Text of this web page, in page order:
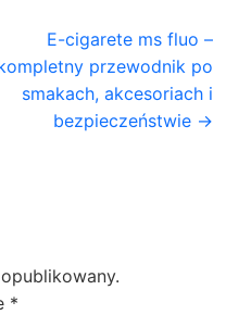
E-cigarete ms fluo –
przewodnik po
smakach, akcesoriach i
bezpieczeństwie →
*